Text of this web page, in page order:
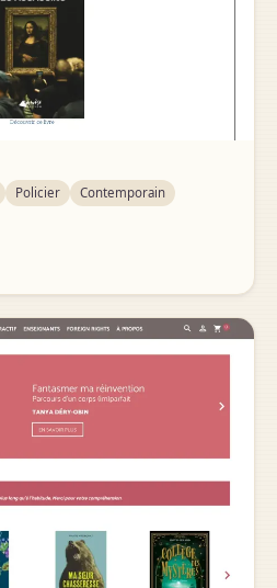
Policier
Contemporain